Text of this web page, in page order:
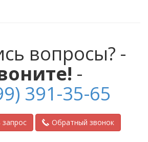
вопросы? -
-
391-35-65
Обратный звонок